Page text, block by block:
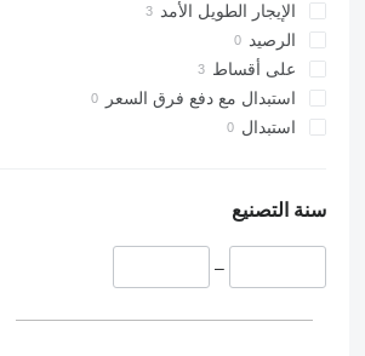
الإيجار الطويل الأمد
الرصيد
على أقساط
استبدال مع دفع فرق السعر
استبدال
سنة التصنيع
–